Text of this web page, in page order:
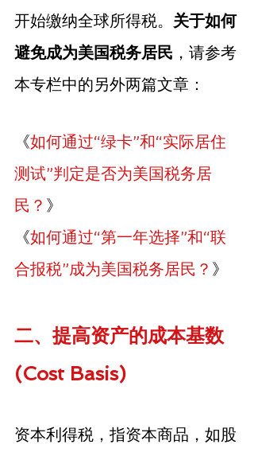
开始缴纳全球所得税。 关于如何
避免成为美国税务居民 ，请参考
本专栏中的另外两篇文章：
《如何通过“绿卡”和“实际居住
测试”判定是否为美国税务居
民？ 》
《如何通过“第一年选择”和“联
合报税”成为美国税务居民？ 》
二、提高资产的成本基数
(Cost Basis)
资本利得税，指资本商品，如股